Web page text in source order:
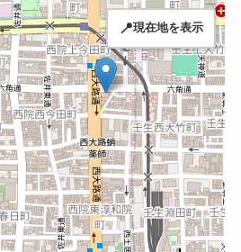
📍現在地を表示